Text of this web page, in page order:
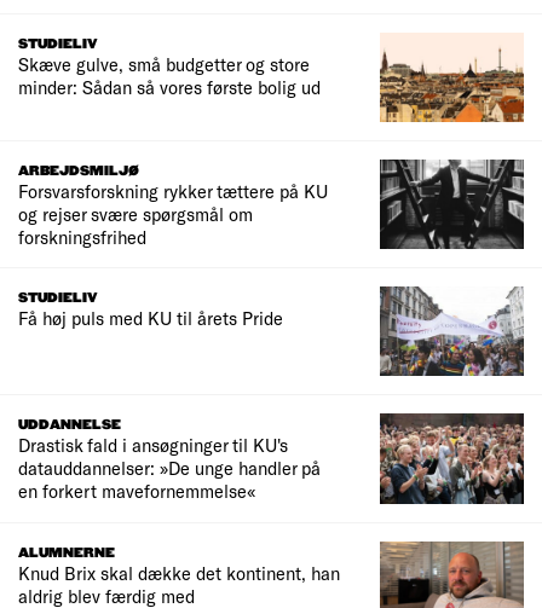
STUDIELIV
Skæve gulve, små budgetter og store
minder: Sådan så vores første bolig ud
ARBEJDSMILJØ
Forsvarsforskning rykker tættere på KU
og rejser svære spørgsmål om
forskningsfrihed
STUDIELIV
Få høj puls med KU til årets Pride
UDDANNELSE
Drastisk fald i ansøgninger til KU's
datauddannelser: »De unge handler på
en forkert mavefornemmelse«
ALUMNERNE
Knud Brix skal dække det kontinent, han
aldrig blev færdig med